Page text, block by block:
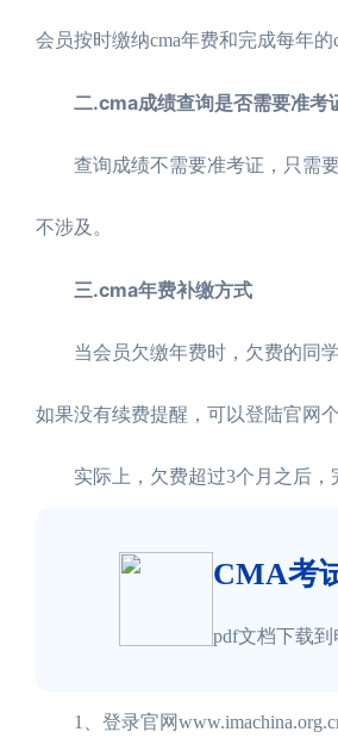
会员按时缴纳cma年费和完成每年
二.cma成绩查询是否需要准考
查询成绩不需要准考证，只需要
不涉及。
三.cma年费补缴方式
当会员欠缴年费时，欠费的同学
如果没有续费提醒，可以登陆官网
实际上，欠费超过3个月之后，
CMA考
pdf文档下载
1、登录官网